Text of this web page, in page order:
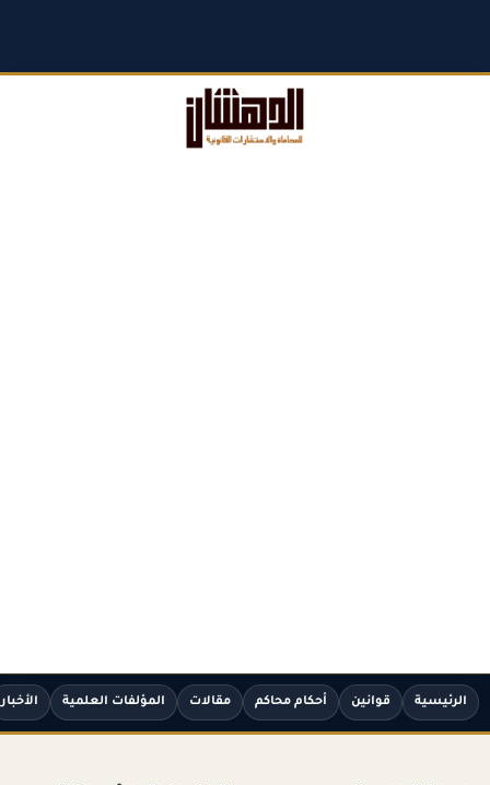
الرئيسية قوانين أحكام محاكم مقالات المؤلفات العلمية الأخبار